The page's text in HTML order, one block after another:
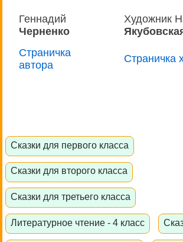
Геннадий
Черненко
Художник
Страничка
автора
Страничка
Сказки для первого класса
Сказки для второго класса
Сказки для третьего класса
Литературное чтение - 4 класс